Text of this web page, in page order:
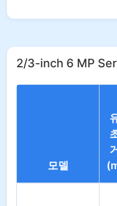
2/3-inch 6 MP
모델